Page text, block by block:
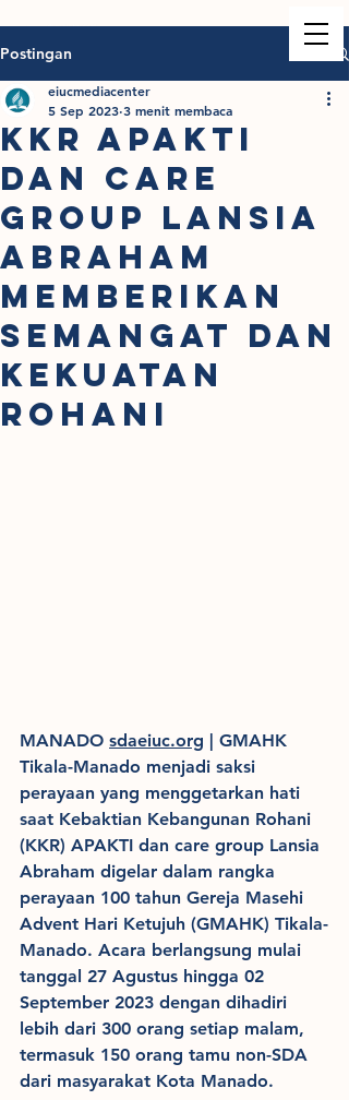
Postingan
KKR APAKTI
DAN CARE
GROUP LANSIA
ABRAHAM
MEMBERIKAN
SEMANGAT DAN
KEKUATAN
ROHANI
eiucmediacenter
5 Sep 2023 3 menit membaca
MANADO sdaeiuc.org | GMAHK
Tikala-Manado menjadi saksi
perayaan yang menggetarkan hati
saat Kebaktian Kebangunan Rohani
(KKR) APAKTI dan care group Lansia
Abraham digelar dalam rangka
perayaan 100 tahun Gereja Masehi
Advent Hari Ketujuh (GMAHK) Tikala-
Manado. Acara berlangsung mulai
tanggal 27 Agustus hingga 02
September 2023 dengan dihadiri
lebih dari 300 orang setiap malam,
termasuk 150 orang tamu non-SDA
dari masyarakat Kota Manado.